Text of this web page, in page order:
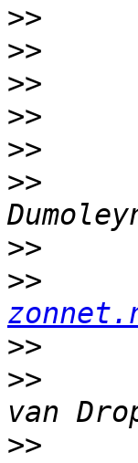
>>
>>
>>
>>
>>
>>
>>
>>
>>
>>
>>